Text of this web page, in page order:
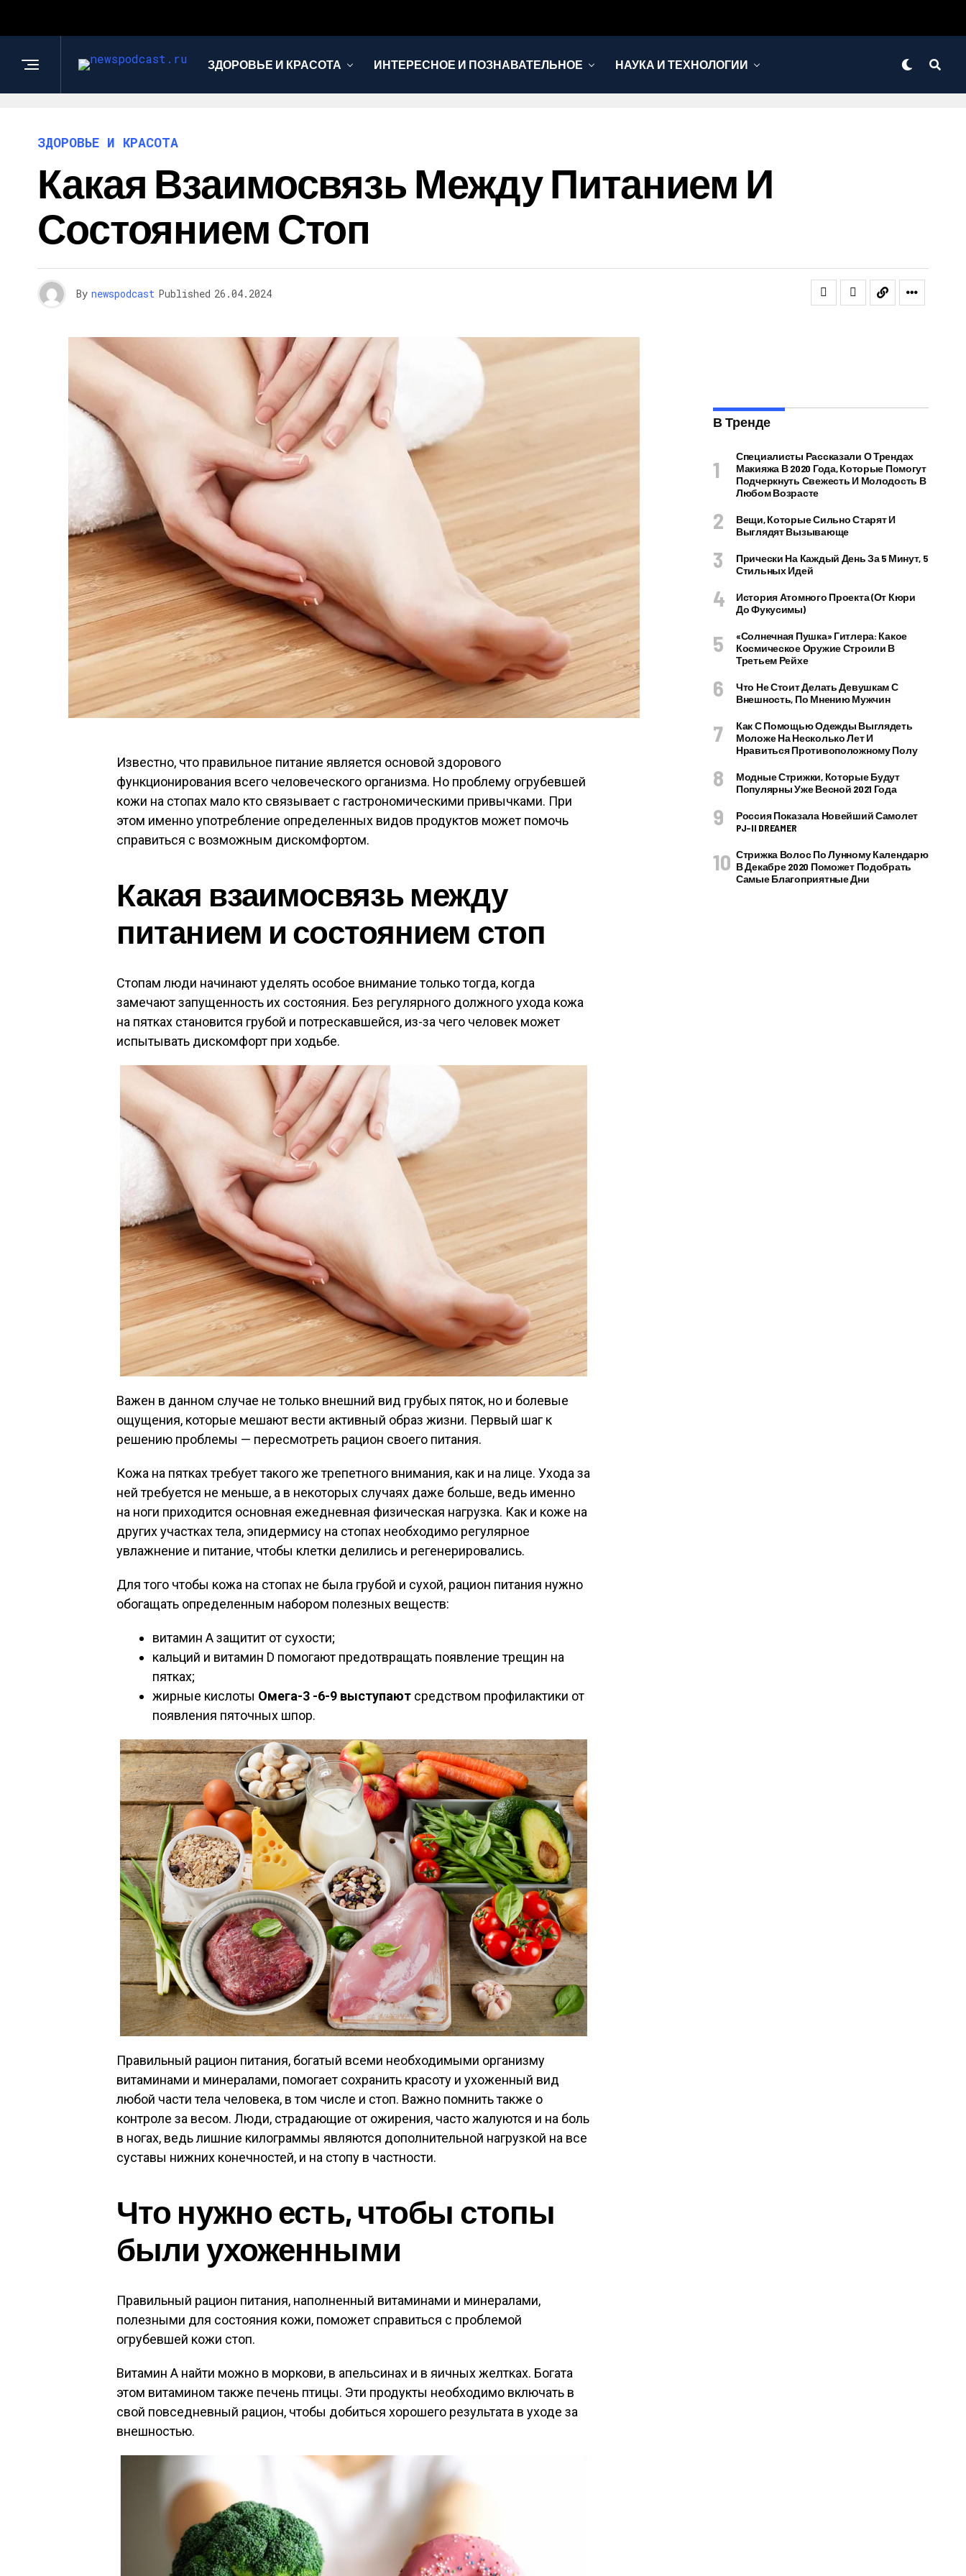
ЗДОРОВЬЕ И КРАСОТА ИНТЕРЕСНОЕ И ПОЗНАВАТЕЛЬНОЕ НАУКА И ТЕХНОЛОГИИ
ЗДОРОВЬЕ И КРАСОТА
Какая Взаимосвязь Между Питанием И
Состоянием Стоп
By newspodcast Published 26.04.2024
Известно, что правильное питание является основой здорового
функционирования всего человеческого организма. Но проблему огрубевшей
кожи на стопах мало кто связывает с гастрономическими привычками. При
этом именно употребление определенных видов продуктов может помочь
справиться с возможным дискомфортом.
Какая взаимосвязь между
питанием и состоянием стоп
Стопам люди начинают уделять особое внимание только тогда, когда
замечают запущенность их состояния. Без регулярного должного ухода кожа
на пятках становится грубой и потрескавшейся, из-за чего человек может
испытывать дискомфорт при ходьбе.
Важен в данном случае не только внешний вид грубых пяток, но и болевые
ощущения, которые мешают вести активный образ жизни. Первый шаг к
решению проблемы — пересмотреть рацион своего питания.
Кожа на пятках требует такого же трепетного внимания, как и на лице. Ухода за
ней требуется не меньше, а в некоторых случаях даже больше, ведь именно
на ноги приходится основная ежедневная физическая нагрузка. Как и коже на
других участках тела, эпидермису на стопах необходимо регулярное
увлажнение и питание, чтобы клетки делились и регенерировались.
Для того чтобы кожа на стопах не была грубой и сухой, рацион питания нужно
обогащать определенным набором полезных веществ:
витамин А защитит от сухости;
кальций и витамин D помогают предотвращать появление трещин на
пятках;
жирные кислоты Омега-3 -6-9 выступают средством профилактики от
появления пяточных шпор.
Правильный рацион питания, богатый всеми необходимыми организму
витаминами и минералами, помогает сохранить красоту и ухоженный вид
любой части тела человека, в том числе и стоп. Важно помнить также о
контроле за весом. Люди, страдающие от ожирения, часто жалуются и на боль
в ногах, ведь лишние килограммы являются дополнительной нагрузкой на все
суставы нижних конечностей, и на стопу в частности.
Что нужно есть, чтобы стопы
были ухоженными
Правильный рацион питания, наполненный витаминами и минералами,
полезными для состояния кожи, поможет справиться с проблемой
огрубевшей кожи стоп.
Витамин А найти можно в моркови, в апельсинах и в яичных желтках. Богата
этом витамином также печень птицы. Эти продукты необходимо включать в
свой повседневный рацион, чтобы добиться хорошего результата в уходе за
внешностью.
В Тренде
Специалисты Рассказали О Трендах
Макияжа В 2020 Года, Которые Помогут
Подчеркнуть Свежесть И Молодость В
Любом Возрасте
Вещи, Которые Сильно Старят И
Выглядят Вызывающе
Прически На Каждый День За 5 Минут, 5
Стильных Идей
История Атомного Проекта (от Кюри
До Фукусимы)
«Солнечная Пушка» Гитлера: Какое
Космическое Оружие Строили В
Третьем Рейхе
Что Не Стоит Делать Девушкам С
Внешность, По Мнению Мужчин
Как С Помощью Одежды Выглядеть
Моложе На Несколько Лет И
Нравиться Противоположному Полу
Модные Стрижки, Которые Будут
Популярны Уже Весной 2021 Года
Россия Показала Новейший Самолет
PJ–II DREAMER
Стрижка Волос По Лунному Календарю
В Декабре 2020 Поможет Подобрать
Самые Благоприятные Дни